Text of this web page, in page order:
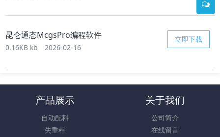
立即下载
昆仑通态McgsPro编程软件
0.16KB kb 2026-02-16
产品展示
自动配料
失重秤
关于我们
公司简介
在线留言